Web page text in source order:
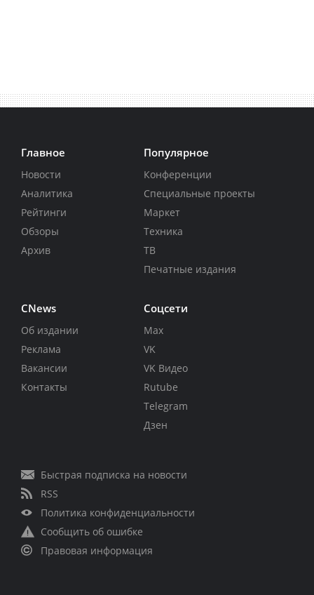
Главное
Новости
Аналитика
Рейтинги
Обзоры
Архив
Популярное
Конференции
Специальные проекты
Маркет
Техника
ТВ
Печатные издания
CNews
Об издании
Реклама
Вакансии
Контакты
Соцсети
Max
VK
VK Видео
Rutube
Telegram
Дзен
Быстрая подписка на новости
RSS
Политика конфиденциальности
Сообщить об ошибке
Правовая информация